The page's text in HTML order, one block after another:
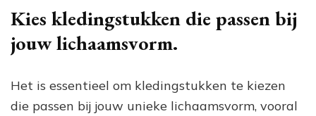
Kies kledingstukken die passen bij
jouw lichaamsvorm.
Het is essentieel om kledingstukken te kiezen
die passen bij jouw unieke lichaamsvorm, vooral